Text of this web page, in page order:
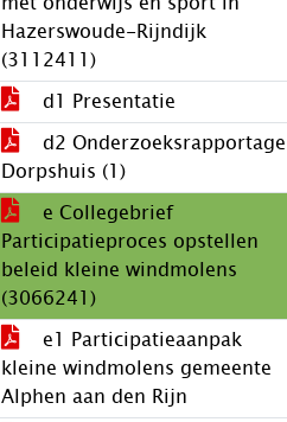
Hazerswoude-Rijndijk
(3112411)
d1 Presentatie
d2 Onderzoeksrapportage
Dorpshuis (1)
e Collegebrief
Participatieproces opstellen
beleid kleine windmolens
(3066241)
e1 Participatieaanpak
kleine windmolens gemeente
Alphen aan den Rijn